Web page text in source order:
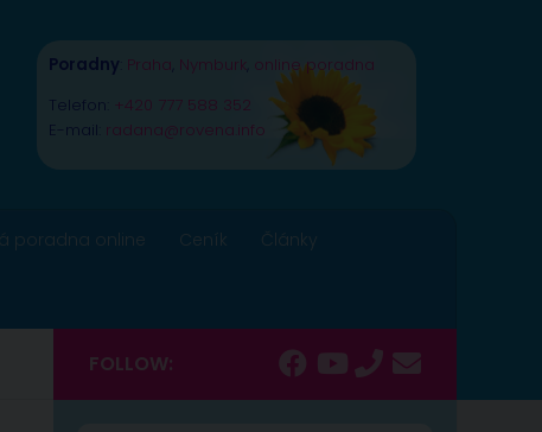
Poradny Praha Nymburk online poradna
Telefon: +420 777 588 352
E-mail: radana@rovena.info
poradna online Ceník Články
FOLLOW: